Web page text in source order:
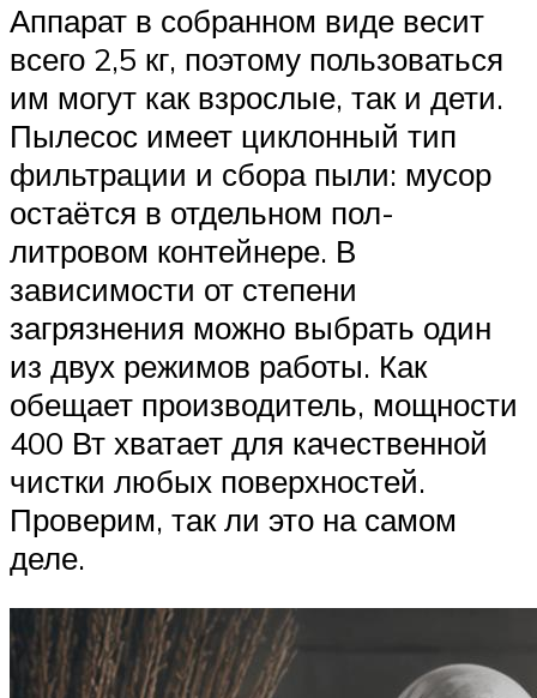
Аппарат в собранном виде весит
всего 2,5 кг, поэтому пользоваться
им могут как взрослые, так и дети.
Пылесос имеет циклонный тип
фильтрации и сбора пыли: мусор
остаётся в отдельном пол-
литровом контейнере. В
зависимости от степени
загрязнения можно выбрать один
из двух режимов работы. Как
обещает производитель, мощности
400 Вт хватает для качественной
чистки любых поверхностей.
Проверим, так ли это на самом
деле.